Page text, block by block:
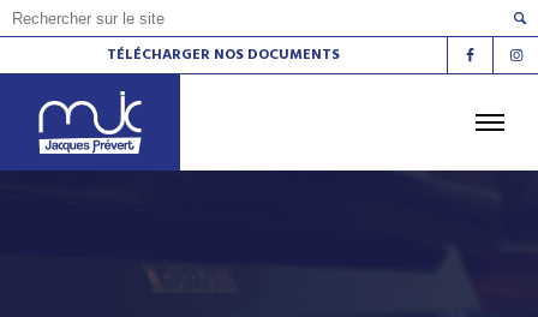
TÉLÉCHARGER NOS DOCUMENTS
LES ESPACES DE VIE SOCIALE